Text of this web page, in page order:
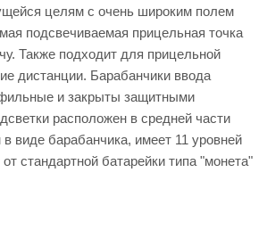
целям с очень широким полем
подсвечиваемая прицельная точка
Также подходит для прицельной
дистанции. Барабанчики ввода
и закрыты защитными
расположен в средней части
виде барабанчика, имеет 11 уровней
стандартной батарейки типа "монета"